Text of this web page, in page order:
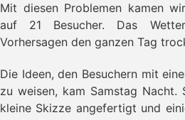
Mit diesen Problemen kamen
auf 21 Besucher. Das
Vorhersagen den ganzen Tag
Die Ideen, den Besuchern mit
zu weisen, kam Samstag Nacht.
kleine Skizze angefertigt und